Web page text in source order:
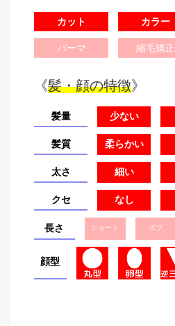
カット カラー
パーマ 縮毛矯正
《髪・顔の特徴》
髪量 少ない
髪質 柔らかい
太さ 細い
クセ なし
長さ ショート ボブ
顔型